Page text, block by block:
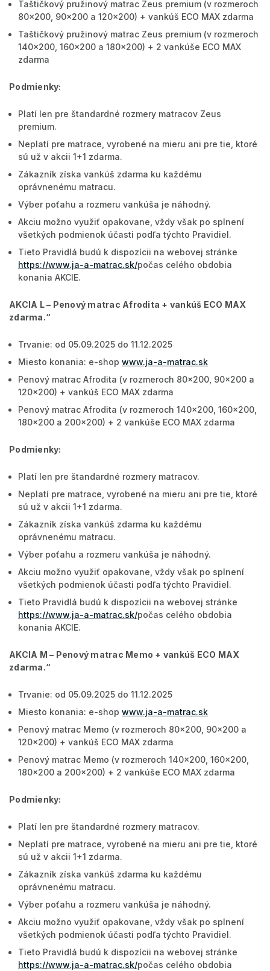
Taštičkový pružinový matrac Zeus premium (v rozmeroch
80x200, 90x200 a 120x200) + vankúš ECO MAX zdarma
Taštičkový pružinový matrac Zeus premium (v rozmeroch
140x200, 160x200 a 180x200) + 2 vankúše ECO MAX
zdarma
Podmienky:
Platí len pre štandardné rozmery matracov Zeus
premium.
Neplatí pre matrace, vyrobené na mieru ani pre tie, ktoré
sú už v akcii 1+1 zdarma.
Zákazník získa vankúš zdarma ku každému
oprávnenému matracu.
Výber poťahu a rozmeru vankúša je náhodný.
Akciu možno využiť opakovane, vždy však po splnení
všetkých podmienok účasti podľa týchto Pravidiel.
Tieto Pravidlá budú k dispozícii na webovej stránke
https://www.ja-a-matrac.sk/počas celého obdobia
konania AKCIE.
AKCIA L – Penový matrac Afrodita + vankúš ECO MAX
zdarma.“
Trvanie: od 05.09.2025 do 11.12.2025
Miesto konania: e-shop www.ja-a-matrac.sk
Penový matrac Afrodita (v rozmeroch 80x200, 90x200 a
120x200) + vankúš ECO MAX zdarma
Penový matrac Afrodita (v rozmeroch 140x200, 160x200,
180x200 a 200x200) + 2 vankúše ECO MAX zdarma
Podmienky:
Platí len pre štandardné rozmery matracov.
Neplatí pre matrace, vyrobené na mieru ani pre tie, ktoré
sú už v akcii 1+1 zdarma.
Zákazník získa vankúš zdarma ku každému
oprávnenému matracu.
Výber poťahu a rozmeru vankúša je náhodný.
Akciu možno využiť opakovane, vždy však po splnení
všetkých podmienok účasti podľa týchto Pravidiel.
Tieto Pravidlá budú k dispozícii na webovej stránke
https://www.ja-a-matrac.sk/počas celého obdobia
konania AKCIE.
AKCIA M – Penový matrac Memo + vankúš ECO MAX
zdarma.“
Trvanie: od 05.09.2025 do 11.12.2025
Miesto konania: e-shop www.ja-a-matrac.sk
Penový matrac Memo (v rozmeroch 80x200, 90x200 a
120x200) + vankúš ECO MAX zdarma
Penový matrac Memo (v rozmeroch 140x200, 160x200,
180x200 a 200x200) + 2 vankúše ECO MAX zdarma
Podmienky:
Platí len pre štandardné rozmery matracov.
Neplatí pre matrace, vyrobené na mieru ani pre tie, ktoré
sú už v akcii 1+1 zdarma.
Zákazník získa vankúš zdarma ku každému
oprávnenému matracu.
Výber poťahu a rozmeru vankúša je náhodný.
Akciu možno využiť opakovane, vždy však po splnení
všetkých podmienok účasti podľa týchto Pravidiel.
Tieto Pravidlá budú k dispozícii na webovej stránke
https://www.ja-a-matrac.sk/počas celého obdobia